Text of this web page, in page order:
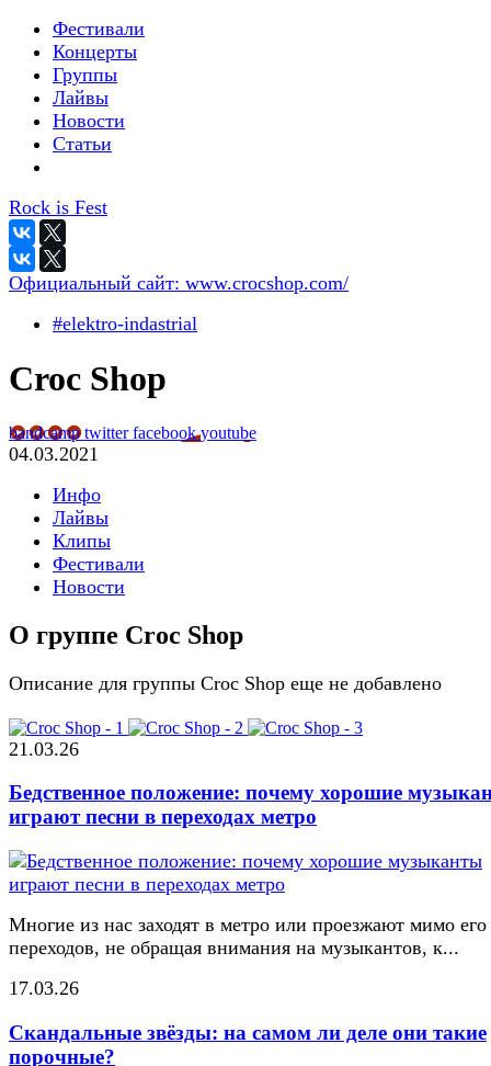
Фестивали
Концерты
Группы
Лайвы
Новости
Статьи
Rock is Fest
Официальный сайт: www.crocshop.com/
#elektro-indastrial
Croc Shop
bandcamptwitterfacebookyoutube
04.03.2021
Инфо
Лайвы
Клипы
Фестивали
Новости
О группе Croc Shop
Описание для группы Croc Shop еще не добавлено
21.03.26
Бедственное положение: почему хорошие
играют песни в переходах метро
Многие из нас заходят в метро или проезжают мимо его
переходов, не обращая внимания на музыкантов, к...
17.03.26
Скандальные звёзды: на самом ли деле они такие
порочные?